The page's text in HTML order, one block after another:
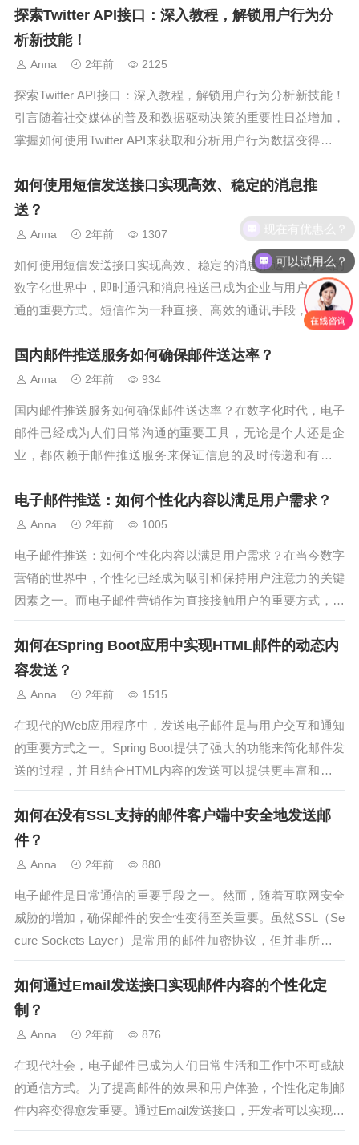
重要，它允许开发者以自动化的方式向多个用户发送消息，为
企业和开...
探索Twitter API接口：深入教程，解锁用户行为分
析新技能！
Anna 2年前 2125
探索Twitter API接口：深入教程，解锁用户行为分析新技能！
引言随着社交媒体的普及和数据驱动决策的重要性日益增加，
掌握如何使用Twitter API来获取和分析用户行为数据变得尤为
关键。Twitter作为全球最大的实时信息传播平台之一，其API接
口不仅提供了丰富的数据资源，还为开发者和研究人员...
如何使用短信发送接口实现高效、稳定的消息推
送？
Anna 2年前 1307
如何使用短信发送接口实现高效、稳定的消息推送？在今天的
数字化世界中，即时通讯和消息推送已成为企业与用户之间沟
通的重要方式。短信作为一种直接、高效的通讯手段，在信息
传递和用户触达中扮演着不可或缺的角色。为了实现高效、稳
定的消息推送，企业需要借助专门的短信发送接口，通过合理
的技术选型和良好的实施策略来确...
国内邮件推送服务如何确保邮件送达率？
Anna 2年前 934
国内邮件推送服务如何确保邮件送达率？在数字化时代，电子
邮件已经成为人们日常沟通的重要工具，无论是个人还是企
业，都依赖于邮件推送服务来保证信息的及时传递和有效沟
通。然而，邮件送达率的高低直接影响到信息传递的效果和沟
通的顺畅程度。本文将探讨国内邮件推送服务如何确保邮件送
达率的问题，并分析其中的关键因素和...
电子邮件推送：如何个性化内容以满足用户需求？
Anna 2年前 1005
电子邮件推送：如何个性化内容以满足用户需求？在当今数字
营销的世界中，个性化已经成为吸引和保持用户注意力的关键
因素之一。而电子邮件营销作为直接接触用户的重要方式，其
内容的个性化尤为重要。本文将探讨如何通过个性化内容来满
足用户的需求，提高电子邮件推送的效果和用户参与度。1. 理
解用户行为与兴趣在个性化电...
如何在Spring Boot应用中实现HTML邮件的动态内
容发送？
Anna 2年前 1515
在现代的Web应用程序中，发送电子邮件是与用户交互和通知
的重要方式之一。Spring Boot提供了强大的功能来简化邮件发
送的过程，并且结合HTML内容的发送可以提供更丰富和吸引
人的邮件体验。本文将介绍如何在Spring Boot应用程序中实现
HTML邮件的动态内容发送，从而使您的邮件更具吸引力和
可...
如何在没有SSL支持的邮件客户端中安全地发送邮
件？
Anna 2年前 880
电子邮件是日常通信的重要手段之一。然而，随着互联网安全
威胁的增加，确保邮件的安全性变得至关重要。虽然SSL（Se
cure Sockets Layer）是常用的邮件加密协议，但并非所有邮
件客户端都支持SSL。那么，在没有SSL支持的邮件客户端
中，如何确保邮件的安全发送呢？本文将探讨几种可行的安全
措施和...
如何通过Email发送接口实现邮件内容的个性化定
制？
Anna 2年前 876
在现代社会，电子邮件已成为人们日常生活和工作中不可或缺
的通信方式。为了提高邮件的效果和用户体验，个性化定制邮
件内容变得愈发重要。通过Email发送接口，开发者可以实现邮
件内容的个性化定制，从而更好地满足用户需求，提升邮件的
可以试用么？
现在有优惠么？